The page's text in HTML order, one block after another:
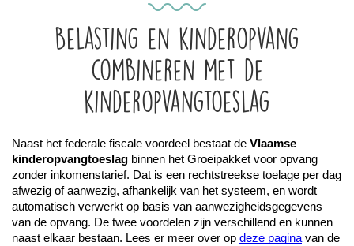
Belasting en kinderopvang
combineren met de
kinderopvangtoeslag
Naast het federale fiscale voordeel bestaat de Vlaamse
kinderopvangtoeslag binnen het Groeipakket voor opvang
zonder inkomenstarief. Dat is een rechtstreekse toelage per dag
afwezig of aanwezig, afhankelijk van het systeem, en wordt
automatisch verwerkt op basis van aanwezigheidsgegevens
van de opvang. De twee voordelen zijn verschillend en kunnen
naast elkaar bestaan. Lees er meer over op deze pagina van de